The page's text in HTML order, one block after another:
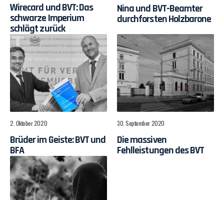
Wirecard und BVT: Das
schwarze Imperium
schlägt zurück
Nina und BVT-Beamter
durchforsten Holzbarone
2. Oktober 2020
Brüder im Geiste: BVT und
BFA
30. September 2020
Die massiven
Fehlleistungen des BVT